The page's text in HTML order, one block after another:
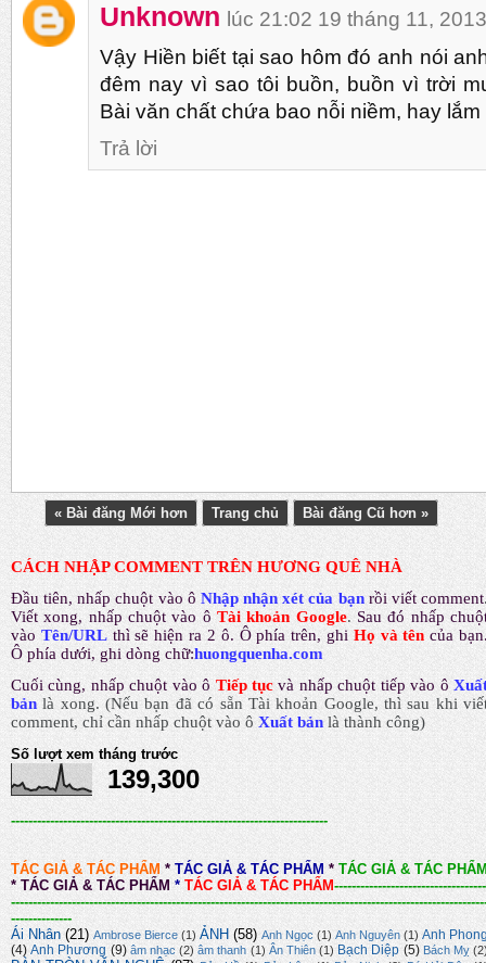
Unknown lúc 21:02 19 tháng 11, 2013
Vậy Hiền biết tại sao hôm đó anh nói
đêm nay vì sao tôi buồn, buồn vì trời
Bài văn chất chứa bao nỗi niềm, hay lắm
Trả lời
« Bài đăng Mới hơn Trang chủ Bài đăng Cũ hơn »
CÁCH NHẬP COMMENT TRÊN HƯƠNG QUÊ NHÀ
Đầu tiên, nhấp chuột vào ô Nhập nhận xét của bạn rồi viết comment
Viết xong, nhấp chuột vào ô Tài khoản Google. Sau đó nhấp
vào Tên/URL thì sẽ hiện ra 2 ô. Ô phía trên, ghiHọ và tên của
Ô phía dưới, ghi dòng chữ:huongquenha.com
Cuối cùng, nhấp chuột vào ô Tiếp tục và nhấp chuột tiếp vào ô
bản là xong.(Nếu bạn đã có sẵn Tài khoản Google, thì sau khi
comment, chỉ cần nhấp chuột vào ôXuất bản là thành công)
Số lượt xem tháng trước
139,300
-------------------------------------------------------------------------
TÁC GIẢ & TÁC PHẨM * TÁC GIẢ & TÁC PHẨM * TÁC GIẢ & TÁC
* TÁC GIẢ & TÁC PHẨM * TÁC GIẢ & TÁC PHẨM-----------------------------------
--------------
Ái Nhân (21) Ambrose Bierce (1) ẢNH (58) Anh Ngọc (1) Anh Nguyên (1) Anh
(4) Anh Phương (9) âm nhạc (2) âm thanh (1) Ân Thiên (1) Bạch Diệp (5) Bách Mỵ